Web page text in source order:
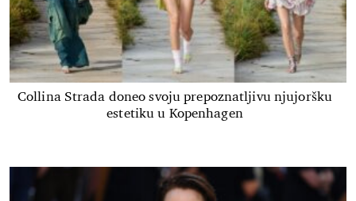
Collina Strada doneo svoju prepoznatljivu njujoršku
estetiku u Kopenhagen